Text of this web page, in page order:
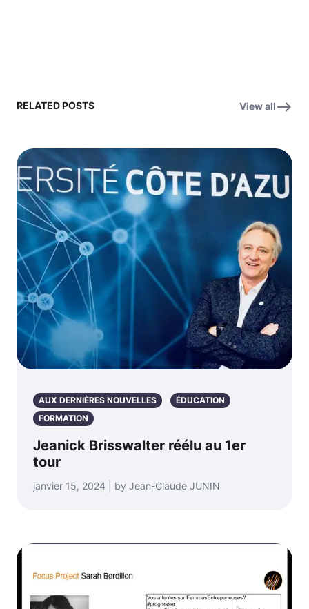
RELATED POSTS View all
AUX DERNIÈRES NOUVELLES
ÉDUCATION
FORMATION
Jeanick Brisswalter réélu au 1er
tour
janvier 15, 2024 | by Jean-Claude JUNIN